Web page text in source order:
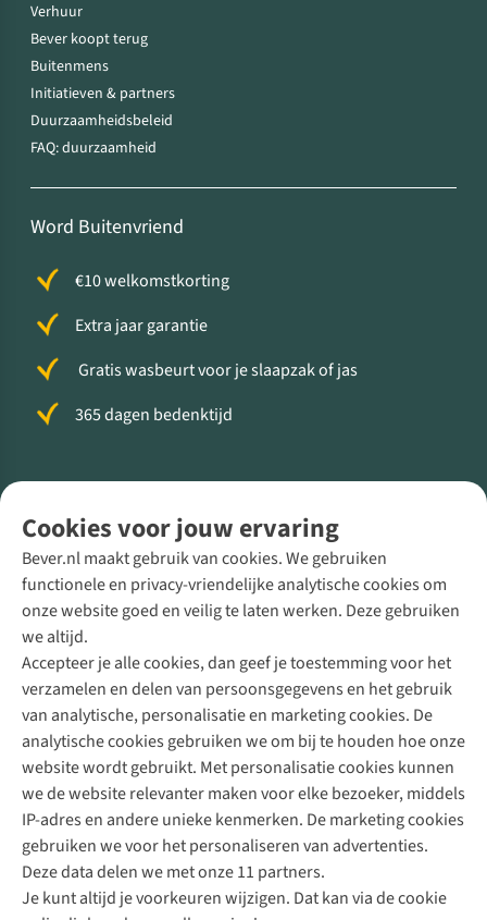
Cookies voor jouw ervaring
Bever.nl maakt gebruik van cookies. We gebruiken
functionele en privacy-vriendelijke analytische cookies om
onze website goed en veilig te laten werken. Deze gebruiken
we altijd.
Accepteer je alle cookies, dan geef je toestemming voor het
verzamelen en delen van persoonsgegevens en het gebruik
van analytische, personalisatie en marketing cookies. De
analytische cookies gebruiken we om bij te houden hoe onze
website wordt gebruikt. Met personalisatie cookies kunnen
we de website relevanter maken voor elke bezoeker, middels
IP-adres en andere unieke kenmerken. De marketing cookies
gebruiken we voor het personaliseren van advertenties.
Deze data delen we met onze 11 partners.
Je kunt altijd je voorkeuren wijzigen. Dat kan via de cookie
Verhuur
Bever koopt terug
Buitenmens
Initiatieven & partners
Duurzaamheidsbeleid
FAQ: duurzaamheid
Word Buitenvriend
€10 welkomstkorting
Extra jaar garantie
Gratis wasbeurt voor je slaapzak of jas
365 dagen bedenktijd
Direct advies van een Buitenexpert
+31 (0)85 888 50 88
+31 6 12 28 49 80
Contactformulier